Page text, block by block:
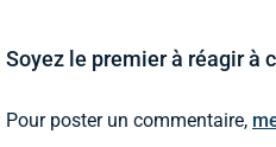
Soyez le premier à réagir à
Pour poster un commentaire,